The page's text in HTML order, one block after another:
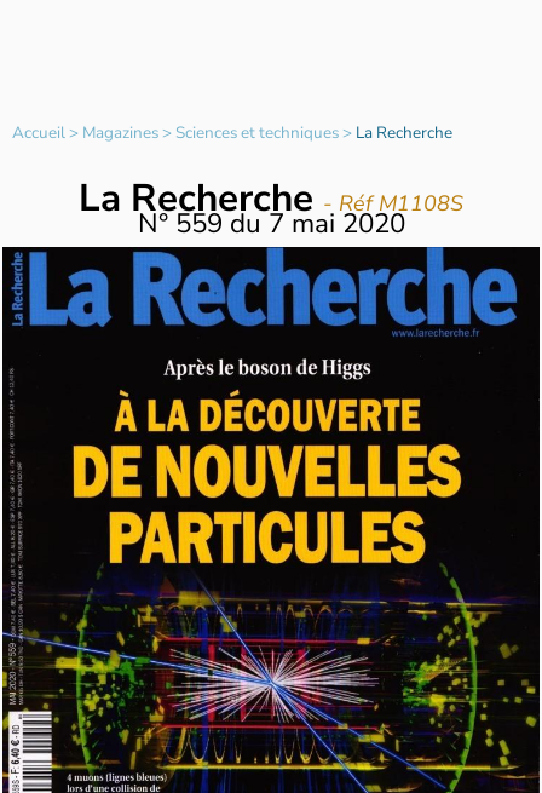
Accueil> Magazines> Sciences et techniques> La Recherche
La Recherche - Réf M1108S
N°559du7 mai 2020